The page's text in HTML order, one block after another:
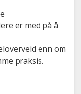
er med på å
enn om
praksis.